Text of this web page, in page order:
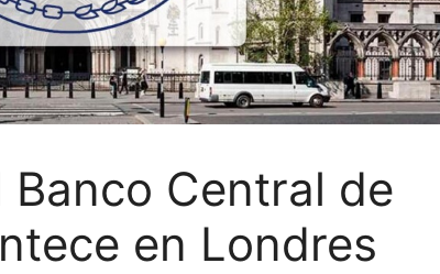
Central de
en Londres